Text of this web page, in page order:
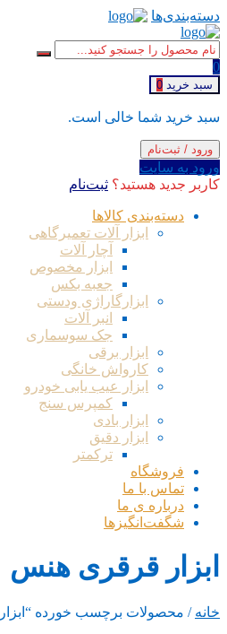
دسته‌بندی‌ها
0
سبد خرید 0
سبد خرید شما خالی است.
ورود / ثبت‌نام
ورود به سایت
کاربر جدید هستید؟ ثبت‌نام
دسته‌بندی کالاها
ابزار آلات تعمیرگاهی
آچار آلات
ابزار مخصوص
جعبه بکس
ابزارگاراژی ودستی
انبر آلات
جک سوسماری
ابزار برقی
کارواش خانگی
ابزار عیب یابی خودرو
کمپرس سنج
ابزار بادی
ابزار دقیق
ترکمتر
فروشگاه
تماس با ما
درباره ی ما
شگفت‌انگیزها
ابزار قرقری هنس
خانه / محصولات برچسب خورده